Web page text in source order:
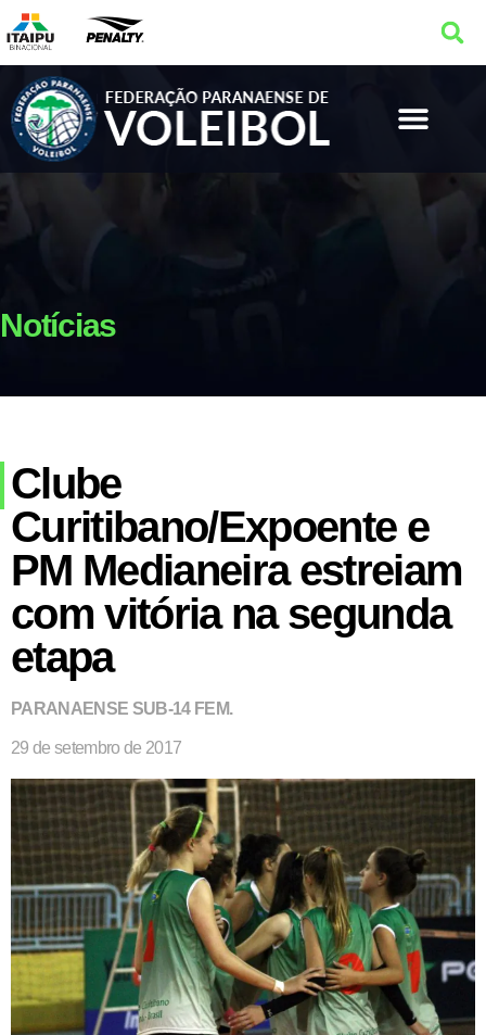
Notícias
Clube
Curitibano/Expoente e
PM Medianeira estreiam
com vitória na segunda
etapa
PARANAENSE SUB-14 FEM.
29 de setembro de 2017